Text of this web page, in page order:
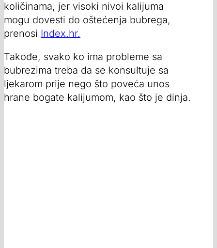
količinama, jer visoki nivoi kalijuma
mogu dovesti do oštećenja bubrega,
prenosi Index.hr.
Takođe, svako ko ima probleme sa
bubrezima treba da se konsultuje sa
ljekarom prije nego što poveća unos
hrane bogate kalijumom, kao što je dinja.